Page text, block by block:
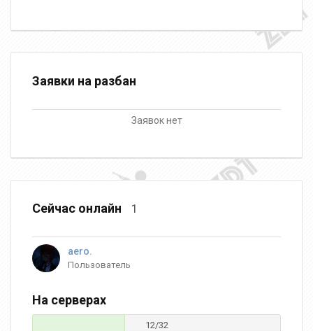
Заявки на разбан
Заявок нет
Сейчас онлайн 1
aero.
Пользователь
На серверах
12/32